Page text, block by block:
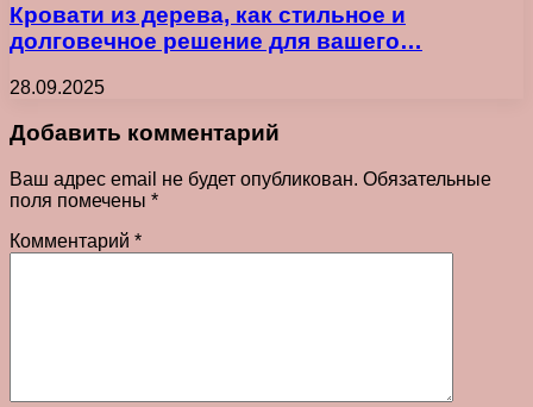
Кровати из дерева, как стильное и
долговечное решение для вашего…
28.09.2025
Добавить комментарий
Ваш адрес email не будет опубликован. Обязательные
поля помечены *
Комментарий *